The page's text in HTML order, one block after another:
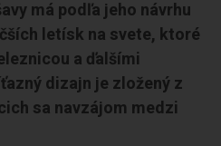
má podľa jeho návrhu
letísk na svete, ktoré
a ďalšími
dizajn je zložený z
sa navzájom medzi